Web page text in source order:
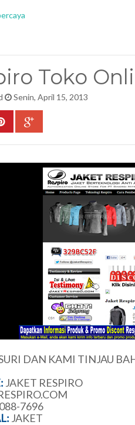
Toko
Senin, April 15, 2013
DAN KAMI TINJAU
JAKET RESPIRO
7696
JAKET